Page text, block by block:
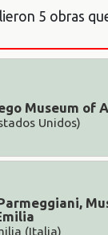
5 obras
Museum of
Unidos)
(Italia)